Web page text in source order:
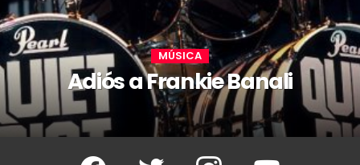
MÚSICA
Adiós a Frankie Banali
Facebook Twitter Instagram Youtube